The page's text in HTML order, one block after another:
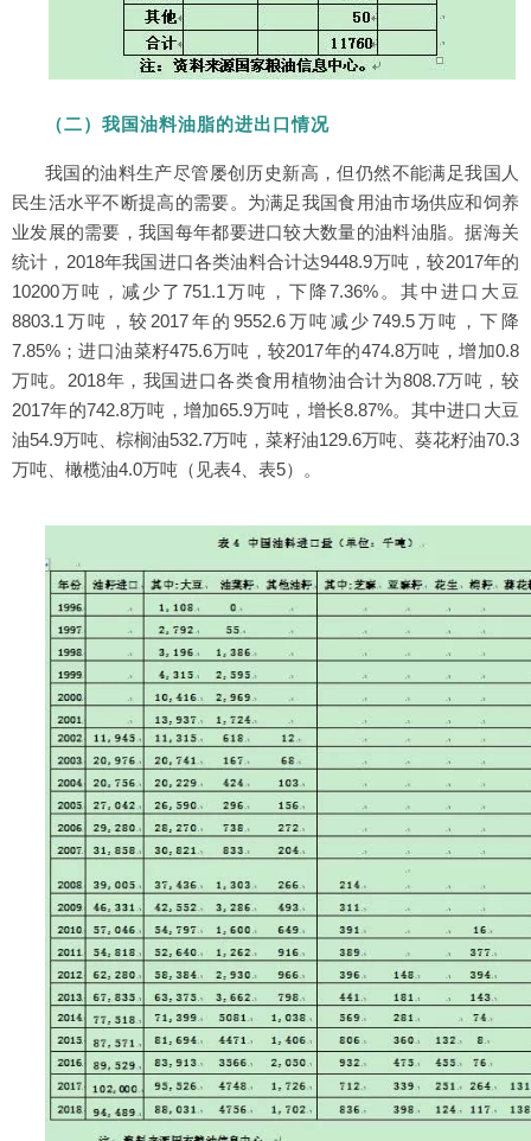
（二）我国油料油脂的进出口情况
我国的油料生产尽管屡创历史新高，但仍然不能满足我国人
民生活水平不断提高的需要。为满足我国食用油市场供应和饲养
业发展的需要，我国每年都要进口较大数量的油料油脂。据海关
统计，2018年我国进口各类油料合计达9448.9万吨，较2017年的
10200万吨，减少了751.1万吨，下降7.36%。其中进口大豆
8803.1万吨，较2017年的9552.6万吨减少749.5万吨，下降
7.85%；进口油菜籽475.6万吨，较2017年的474.8万吨，增加0.8
万吨。2018年，我国进口各类食用植物油合计为808.7万吨，较
2017年的742.8万吨，增加65.9万吨，增长8.87%。其中进口大豆
油54.9万吨、棕榈油532.7万吨，菜籽油129.6万吨、葵花籽油70.3
万吨、橄榄油4.0万吨（见表4、表5）。